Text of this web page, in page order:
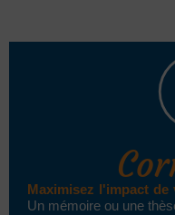
Maximisez l'impact
Un mémoire ou une